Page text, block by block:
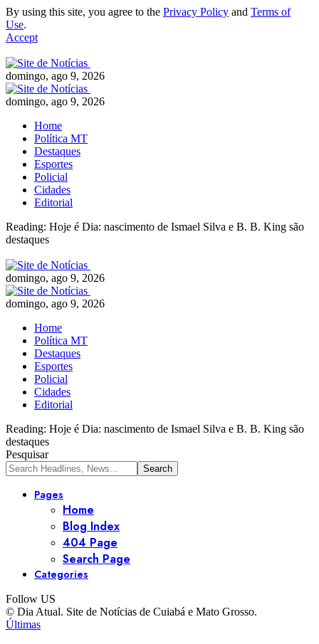
By using this site, you agree to the Privacy Policy and Terms of
Use.
Accept
domingo, ago 9, 2026
domingo, ago 9, 2026
Home
Política MT
Destaques
Esportes
Policial
Cidades
Editorial
Reading: Hoje é Dia: nascimento de Ismael Silva e B. B. King são
destaques
domingo, ago 9, 2026
domingo, ago 9, 2026
Home
Política MT
Destaques
Esportes
Policial
Cidades
Editorial
Reading: Hoje é Dia: nascimento de Ismael Silva e B. B. King são
destaques
Pesquisar
Pages
Home
Blog Index
404 Page
Search Page
Categories
Follow US
© Dia Atual. Site de Notícias de Cuiabá e Mato Grosso.
Últimas